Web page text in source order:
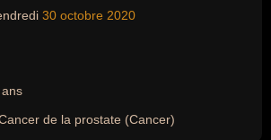
30 octobre 2020
de la prostate (Cancer)